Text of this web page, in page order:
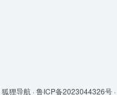
狐狸导航 ·鲁ICP备2023044326号 ·